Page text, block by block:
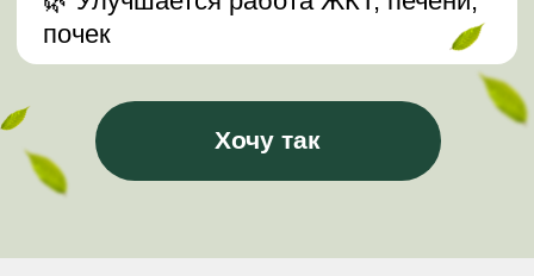
Вы сможете легче сосредотачиваться
на задачах и быстрее переключаться
между ними. Кроме того, связки
и подвижность, исчезают хруст
и скованность.
Это второй шаг к телу, которое
слушается вас не только физически,